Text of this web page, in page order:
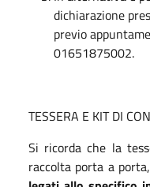
dichiarazione
previo
01651875002.
TESSERA E KIT DI
Si ricorda che la
raccolta porta a porta,